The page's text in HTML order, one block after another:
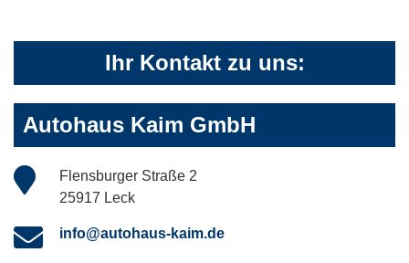
Ihr Kontakt zu uns:
Autohaus Kaim GmbH
Flensburger Straße 2
25917 Leck
info@autohaus-kaim.de